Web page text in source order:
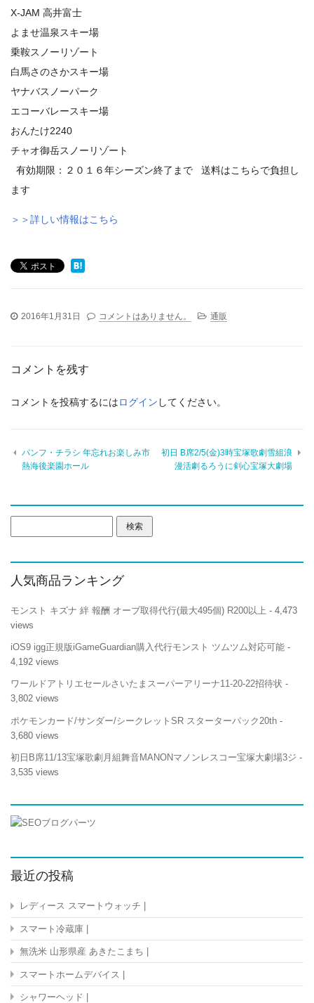
X-JAM 高井富士
よませ温泉スキー場
乗鞍スノーリゾート
白馬さのさかスキー場
ヤナバスノーパーク
エコーバレースキー場
おんたけ2240
チャオ御岳スノーリゾート
有効期限：２０１６年シーズン終了まで 送料はこちらで負担し
ます
＞＞詳しい情報はこちら
2016年1月31日 コメントはありません。 通販
コメントを残す
コメントを投稿するにはログイン してください。
パンフ・チラシ 年忘れお楽しみ市
熱海後楽園ホール
初日 B席2/5(金)3時宝塚歌劇雪組浪
漫活劇るろうに剣心宝塚大劇場
索:
人気商品ランキング
モンスト キズナ 絆 報酬 オーブ取得代行(最大495個) R200以上 - 4,473
views
iOS9 igg正規版iGameGuardian購入代行モンスト ツムツム対応可能 -
4,192 views
ワールドアトリエセールさいたまスーパーアリーナ11-20-22招待状 -
3,802 views
ポケモンカード/サンダー/シークレットSR スターターパック20th -
3,680 views
初日B席11/13宝塚歌劇月組舞音MANONマノンレスコー宝塚大劇場3ジ -
3,535 views
最近の投稿
レディース スマートウォッチ |
スマート冷蔵庫 |
無洗米 山形県産 あきたこまち |
スマートホームデバイス |
シャワーヘッド |